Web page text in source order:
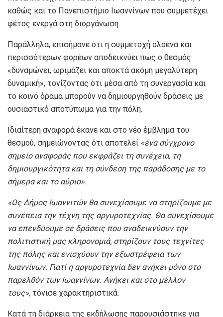
καθώς και το Πανεπιστήμιο Ιωαννίνων που συμμετέχει
φέτος ενεργά στη διοργάνωση.
Παράλληλα, επισήμανε ότι η συμμετοχή ολοένα και
περισσότερων φορέων αποδεικνύει πως ο θεσμός
«δυναμώνει, ωριμάζει και αποκτά ακόμη μεγαλύτερη
δυναμική», τονίζοντας ότι μέσα από τη συνεργασία και
το κοινό όραμα μπορούν να δημιουργηθούν δράσεις με
ουσιαστικό αποτύπωμα για την πόλη.
Ιδιαίτερη αναφορά έκανε και στο νέο έμβλημα του
θεσμού, σημειώνοντας ότι αποτελεί «ένα σύγχρονο
σημείο αναφοράς που εκφράζει τη συνέχεια, τη
δημιουργικότητα και τη σύνδεση της παράδοσης με το
σήμερα και το αύριο».
«Ως Δήμος Ιωαννιτών θα συνεχίσουμε να στηρίζουμε με
συνέπεια την τέχνη της αργυροτεχνίας. Θα συνεχίσουμε
να επενδύουμε σε δράσεις που αναδεικνύουν την
πολιτιστική μας κληρονομιά, στηρίζουν τους τεχνίτες
της πόλης και ενισχύουν την εξωστρέφεια των
Ιωαννίνων. Γιατί η αργυροτεχνία δεν ανήκει μόνο στο
παρελθόν των Ιωαννίνων. Ανήκει και στο μέλλον
τους», τόνισε χαρακτηριστικά.
Κατά τη διάρκεια της εκδήλωσης παρουσιάστηκε για